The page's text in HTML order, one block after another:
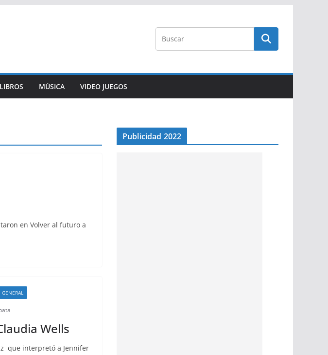
LIBROS MÚSICA VIDEO JUEGOS
en Volver al futuro a
Wells
que interpretó a Jennifer
Publicidad 2022